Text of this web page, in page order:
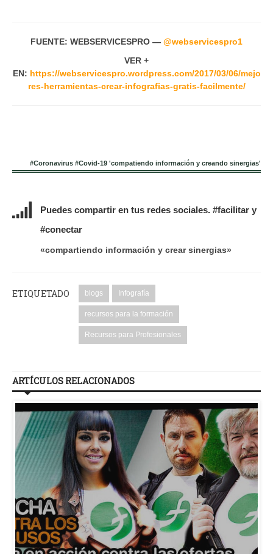
FUENTE: WEBSERVICESPRO — @webservicespro1
VER +
EN: https://webservicespro.wordpress.com/2017/03/06/mejo
res-herramientas-crear-infografias-gratis-facilmente/
#Coronavirus #Covid-19 'compatiendo información y creando sinergias'
Puedes compartir en tus redes sociales. #facilitar y
#conectar
«compartiendo información y crear sinergias»
ETIQUETADO blogs Infografía
recursos para la formación
Recursos para Profesionales
ARTÍCULOS RELACIONADOS